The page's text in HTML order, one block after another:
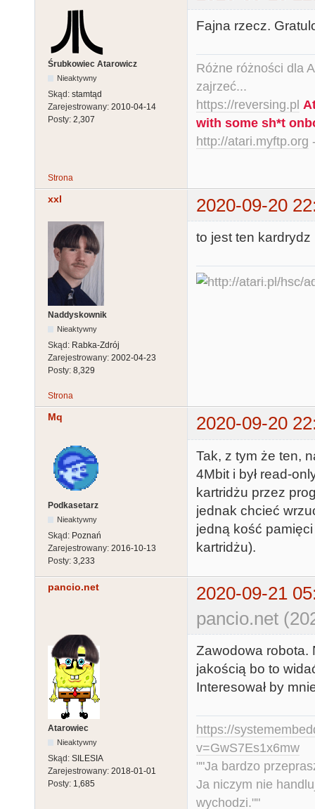
Śrubkowiec Atarowicz
Nieaktywny
Skąd: stamtąd
Zarejestrowany: 2010-04-14
Posty: 2,307
Fajna rzecz.
Różne różności dla
zajrzeć...
https://reversing.pl
with some sh*t
http://atari.myftp.org
Strona
xxl 2020-09-20
Naddyskownik
Nieaktywny
Skąd: Rabka-Zdrój
Zarejestrowany: 2002-04-23
Posty: 8,329
to jest ten
Strona
Mq 2020-09-20
Podkasetarz
Nieaktywny
Skąd: Poznań
Zarejestrowany: 2016-10-13
Posty: 3,233
Tak, z tym że ten,
4Mbit i był read-
kartridżu przez
jednak chcieć
jedną kość
kartridżu).
pancio.net
2020-09-21
pancio.net
Atarowiec
Nieaktywny
Skąd: SILESIA
Zarejestrowany: 2018-01-01
Posty: 1,685
Zawodowa robota.
jakością bo to
Interesował by
https://
v=GwS7Es1x6mw
""Ja bardzo
Ja niczym nie
wychodzi.""